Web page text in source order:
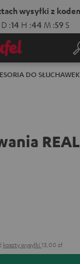
wysyłki z
D :14 H :44 M :58 S
DO SŁUCHAWEK
koszty wysyłki 13,00 zł